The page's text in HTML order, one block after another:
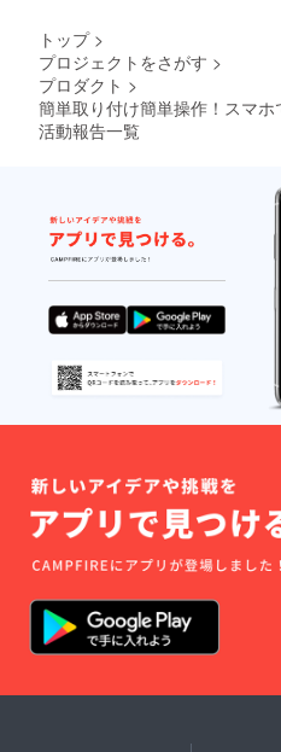
トップ >
プロジェクトをさがす >
プロダクト >
簡単取り付け簡単操作！スマ
活動報告一覧